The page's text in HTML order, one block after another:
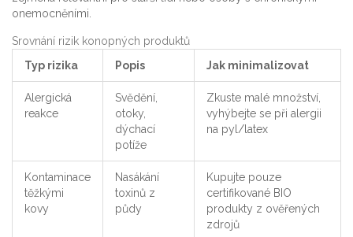
onemocněními.
Srovnání rizik konopných produktů
Typ rizika
Popis Jak minimalizovat
Alergická
reakce
Svědění,
otoky,
dýchací
potíže
Zkuste malé množství,
vyhýbejte se při alergii
na pyl/latex
Kontaminace
těžkými
kovy
Nasákání
toxinů z
půdy
Kupujte pouze
certifikované BIO
produkty z ověřených
zdrojů